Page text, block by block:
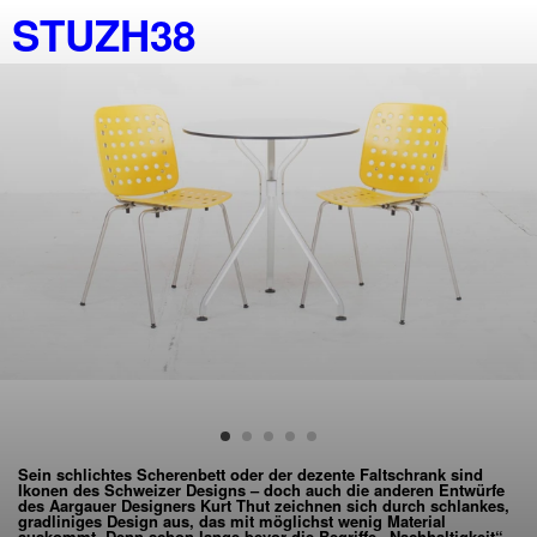
STUZH38
Sein schlichtes Scherenbett oder der dezente Faltschrank sind
Ikonen des Schweizer Designs – doch auch die anderen Entwürfe
des Aargauer Designers Kurt Thut zeichnen sich durch schlankes,
gradliniges Design aus, das mit möglichst wenig Material